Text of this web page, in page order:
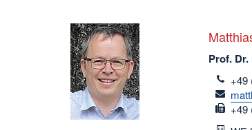
Prof.
+49
fax
+49